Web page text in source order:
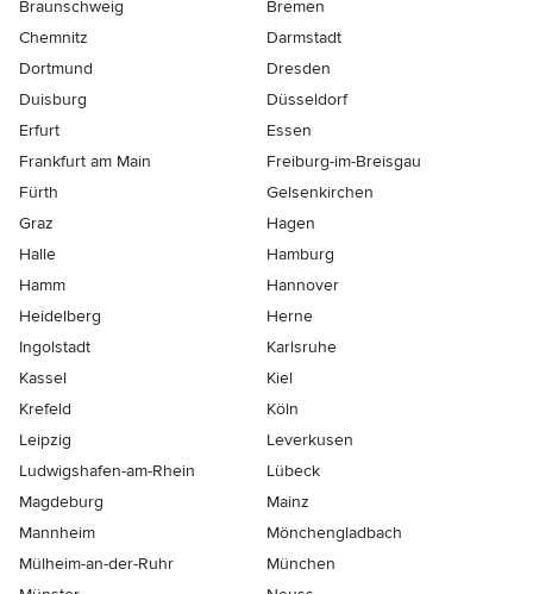
Braunschweig
Bremen
Chemnitz
Darmstadt
Dortmund
Dresden
Duisburg
Düsseldorf
Erfurt
Essen
Frankfurt am Main
Freiburg-im-Breisgau
Fürth
Gelsenkirchen
Graz
Hagen
Halle
Hamburg
Hamm
Hannover
Heidelberg
Herne
Ingolstadt
Karlsruhe
Kassel
Kiel
Krefeld
Köln
Leipzig
Leverkusen
Ludwigshafen-am-Rhein
Lübeck
Magdeburg
Mainz
Mannheim
Mönchen­gladbach
Mülheim-an-der-Ruhr
München